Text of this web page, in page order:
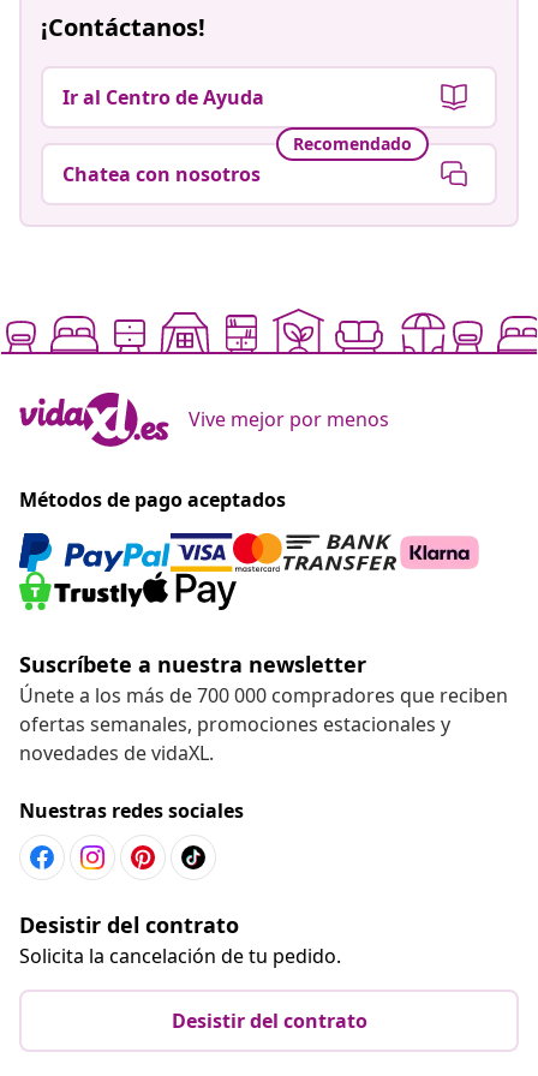
¡Contáctanos!
Ir al Centro de Ayuda
Recomendado
Chatea con nosotros
Vive mejor por menos
Métodos de pago aceptados
Suscríbete a nuestra newsletter
Únete a los más de 700 000 compradores que reciben
ofertas semanales, promociones estacionales y
novedades de vidaXL.
Nuestras redes sociales
Desistir del contrato
Solicita la cancelación de tu pedido.
Desistir del contrato